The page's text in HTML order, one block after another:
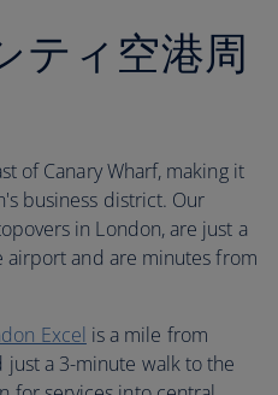
ティ空港周
of Canary Wharf, making it
business district. Our
in London, are just a
airport and are minutes from
Excel is a mile from
a 3-minute walk to the